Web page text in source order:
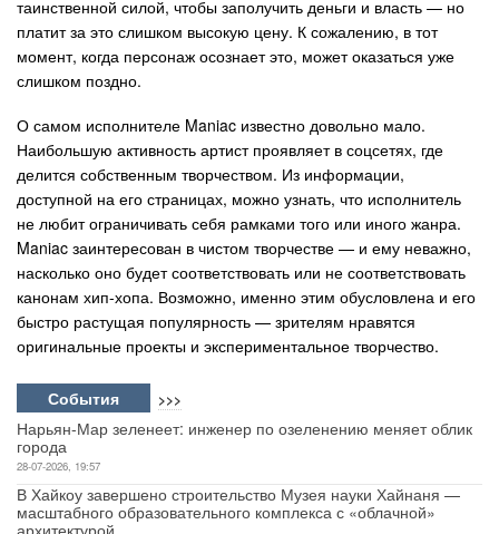
таинственной силой, чтобы заполучить деньги и власть — но
платит за это слишком высокую цену. К сожалению, в тот
момент, когда персонаж осознает это, может оказаться уже
слишком поздно.
О самом исполнителе Maniac известно довольно мало.
Наибольшую активность артист проявляет в соцсетях, где
делится собственным творчеством. Из информации,
доступной на его страницах, можно узнать, что исполнитель
не любит ограничивать себя рамками того или иного жанра.
Maniac заинтересован в чистом творчестве — и ему неважно,
насколько оно будет соответствовать или не соответствовать
канонам хип-хопа. Возможно, именно этим обусловлена и его
быстро растущая популярность — зрителям нравятся
оригинальные проекты и экспериментальное творчество.
События >>>
Нарьян-Мар зеленеет: инженер по озеленению меняет облик
города
28-07-2026, 19:57
В Хайкоу завершено строительство Музея науки Хайнаня —
масштабного образовательного комплекса с «облачной»
архитектурой